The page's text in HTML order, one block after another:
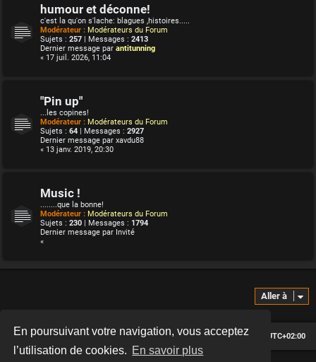
En poursuivant votre navigation, vous acceptez
l’utilisation de cookies. En savoir plus
humour et déconne!
c'est la qu'on s'lache: blagues ,histoires.....
Modérateur : Modérateurs du Forum
Sujets : 257 | Messages : 2413
Dernier message par antitunning
« 17 juil. 2026, 11:04
"Pin up"
...les copines!
Modérateur : Modérateurs du Forum
Sujets : 64 | Messages : 2927
Dernier message par xavdu88
« 13 janv. 2019, 20:30
Music !
........que la bonne!
Modérateur : Modérateurs du Forum
Sujets : 230 | Messages : 1794
Dernier message par Invité
«
Aller à
Le forum des passionnés de Café Racer Heures au format UTC+02:00